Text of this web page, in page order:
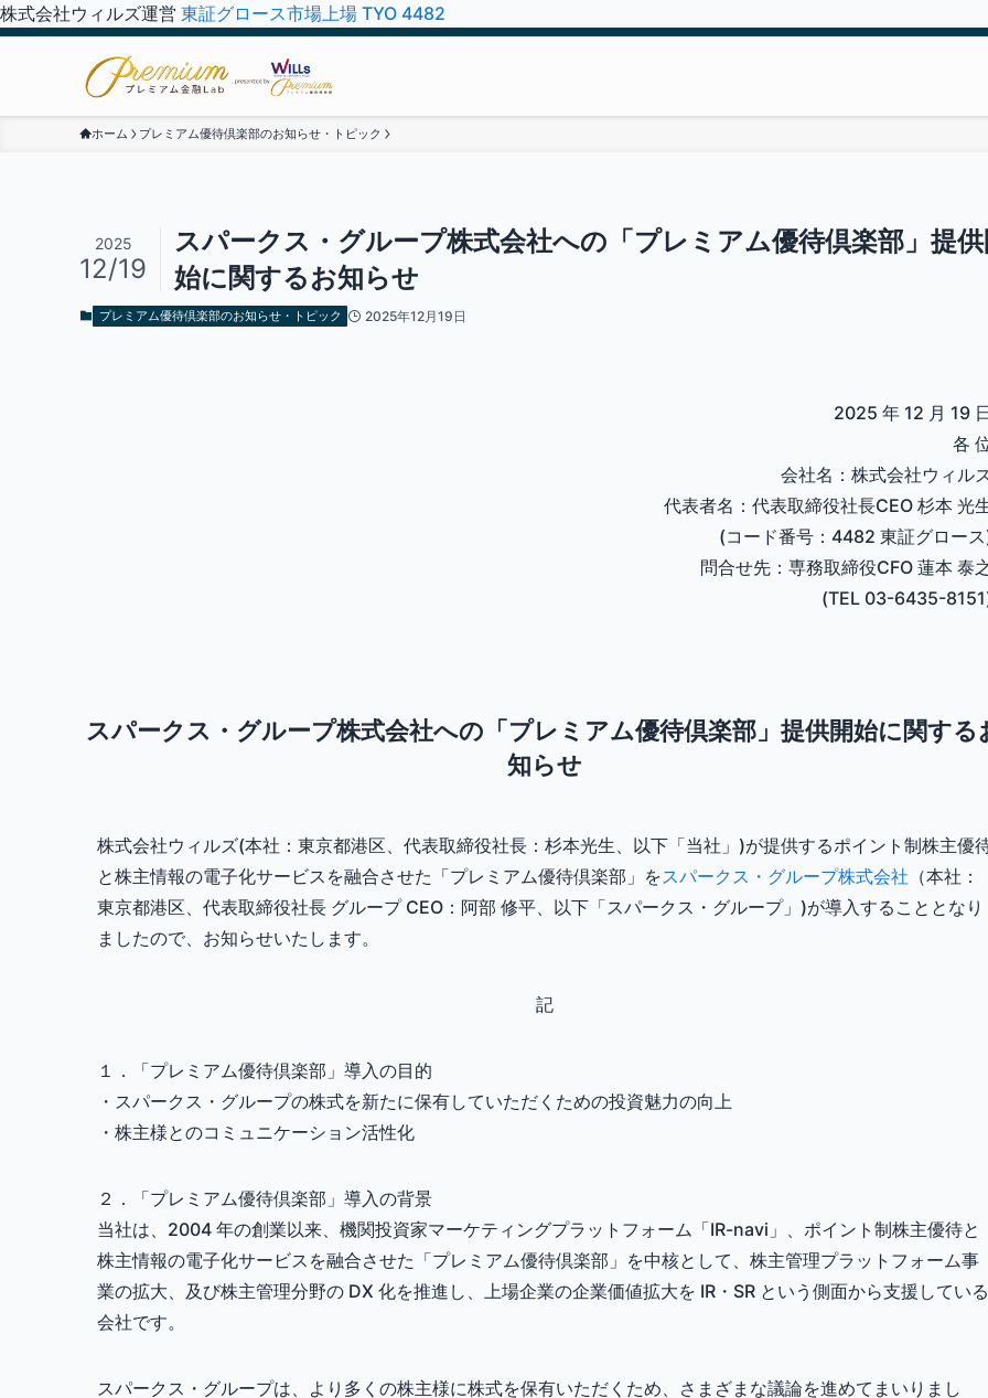
株式会社ウィルズ運営 東証グロース市場上場 TYO 4482
ホーム プレミアム優待倶楽部のお知らせ・トピック
スパークス・グループ株式会社への「プレミアム優待倶楽部」提
始に関するお知らせ
2025
12/19
プレミアム優待倶楽部のお知らせ・トピック 2025年12月19日
2025 年 12 月 19
各
会社名：株式会社ウィル
代表者名：代表取締役社長CEO 杉本 光
(コード番号：4482 東証グロー
問合せ先：専務取締役CFO 蓮本 泰
(TEL 03-6435-
スパークス・グループ株式会社への「プレミアム優待倶楽部」提供開始に関する
知らせ
株式会社ウィルズ(本社：東京都港区、代表取締役社長：杉本光生、以下「当社」)が提供するポイント制株主優
と株主情報の電子化サービスを融合させた「プレミアム優待倶楽部」をスパークス・グループ株式会社 （本社：
東京都港区、代表取締役社長 グループ CEO：阿部 修平、以下「スパークス・グループ」)が導入することとなり
ましたので、お知らせいたします。
記
１．「プレミアム優待倶楽部」導入の目的
・スパークス・グループの株式を新たに保有していただくための投資魅力の向上
・株主様とのコミュニケーション活性化
２．「プレミアム優待倶楽部」導入の背景
当社は、2004 年の創業以来、機関投資家マーケティングプラットフォーム「IR-navi」、ポイント制株主優待と
株主情報の電子化サービスを融合させた「プレミアム優待倶楽部」を中核として、株主管理プラットフォーム事
業の拡大、及び株主管理分野の DX 化を推進し、上場企業の企業価値拡大を IR・SR という側面から支援している
会社です。
スパークス・グループは、より多くの株主様に株式を保有いただくため、さまざまな議論を進めてまいりまし